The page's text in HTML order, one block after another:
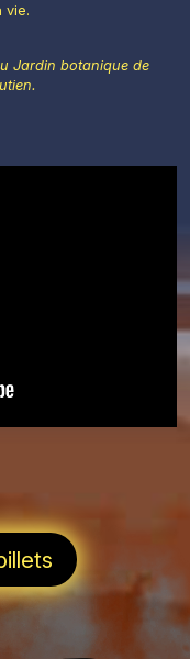
vie.
Jardin botanique de